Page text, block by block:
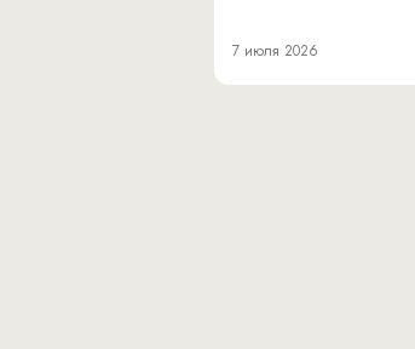
7 июля 2026